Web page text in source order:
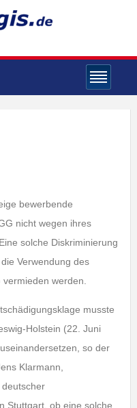
bewerbende
nicht wegen ihres
solche Diskriminierung
Verwendung des
werden.
musste
Holstein (22. Juni
so der
Klarmann,
deutscher
Stuttgart, ob eine solche